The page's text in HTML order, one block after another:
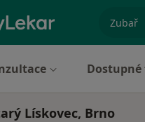
Lískovec, Brno